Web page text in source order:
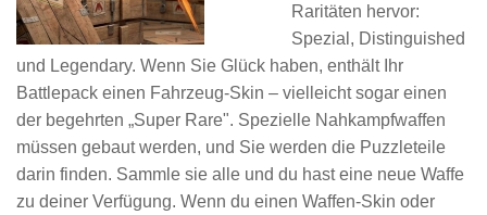
Raritäten hervor:
Spezial, Distinguished
und Legendary. Wenn Sie Glück haben, enthält Ihr
Battlepack einen Fahrzeug-Skin – vielleicht sogar einen
der begehrten „Super Rare". Spezielle Nahkampfwaffen
müssen gebaut werden, und Sie werden die Puzzleteile
darin finden. Sammle sie alle und du hast eine neue Waffe
zu deiner Verfügung. Wenn du einen Waffen-Skin oder